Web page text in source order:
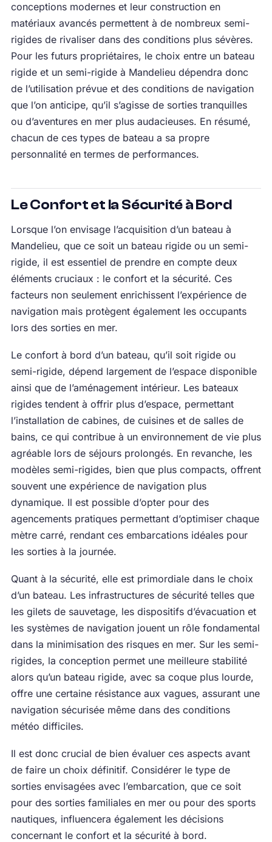
conceptions modernes et leur construction en
matériaux avancés permettent à de nombreux semi-
rigides de rivaliser dans des conditions plus sévères.
Pour les futurs propriétaires, le choix entre un bateau
rigide et un semi-rigide à Mandelieu dépendra donc
de l’utilisation prévue et des conditions de navigation
que l’on anticipe, qu’il s’agisse de sorties tranquilles
ou d’aventures en mer plus audacieuses. En résumé,
chacun de ces types de bateau a sa propre
personnalité en termes de performances.
Le Confort et la Sécurité à Bord
Lorsque l’on envisage l’acquisition d’un bateau à
Mandelieu, que ce soit un bateau rigide ou un semi-
rigide, il est essentiel de prendre en compte deux
éléments cruciaux : le confort et la sécurité. Ces
facteurs non seulement enrichissent l’expérience de
navigation mais protègent également les occupants
lors des sorties en mer.
Le confort à bord d’un bateau, qu’il soit rigide ou
semi-rigide, dépend largement de l’espace disponible
ainsi que de l’aménagement intérieur. Les bateaux
rigides tendent à offrir plus d’espace, permettant
l’installation de cabines, de cuisines et de salles de
bains, ce qui contribue à un environnement de vie plus
agréable lors de séjours prolongés. En revanche, les
modèles semi-rigides, bien que plus compacts, offrent
souvent une expérience de navigation plus
dynamique. Il est possible d’opter pour des
agencements pratiques permettant d’optimiser chaque
mètre carré, rendant ces embarcations idéales pour
les sorties à la journée.
Quant à la sécurité, elle est primordiale dans le choix
d’un bateau. Les infrastructures de sécurité telles que
les gilets de sauvetage, les dispositifs d’évacuation et
les systèmes de navigation jouent un rôle fondamental
dans la minimisation des risques en mer. Sur les semi-
rigides, la conception permet une meilleure stabilité
alors qu’un bateau rigide, avec sa coque plus lourde,
offre une certaine résistance aux vagues, assurant une
navigation sécurisée même dans des conditions
météo difficiles.
Il est donc crucial de bien évaluer ces aspects avant
de faire un choix définitif. Considérer le type de
sorties envisagées avec l’embarcation, que ce soit
pour des sorties familiales en mer ou pour des sports
nautiques, influencera également les décisions
concernant le confort et la sécurité à bord.